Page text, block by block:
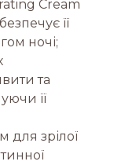
Cream
її
ночі;
та
її
для зрілої